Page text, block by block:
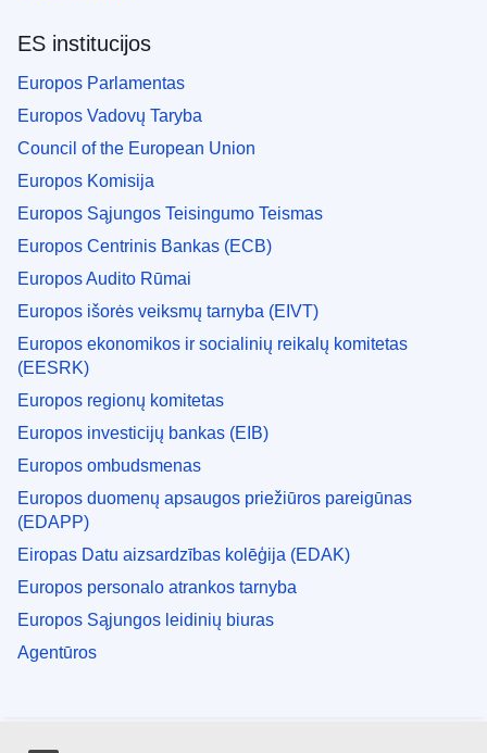
ES institucijos
Europos Parlamentas
Europos Vadovų Taryba
Council of the European Union
Europos Komisija
Europos Sąjungos Teisingumo Teismas
Europos Centrinis Bankas (ECB)
Europos Audito Rūmai
Europos išorės veiksmų tarnyba (EIVT)
Europos ekonomikos ir socialinių reikalų komitetas
(EESRK)
Europos regionų komitetas
Europos investicijų bankas (EIB)
Europos ombudsmenas
Europos duomenų apsaugos priežiūros pareigūnas
(EDAPP)
Eiropas Datu aizsardzības kolēģija (EDAK)
Europos personalo atrankos tarnyba
Europos Sąjungos leidinių biuras
Agentūros